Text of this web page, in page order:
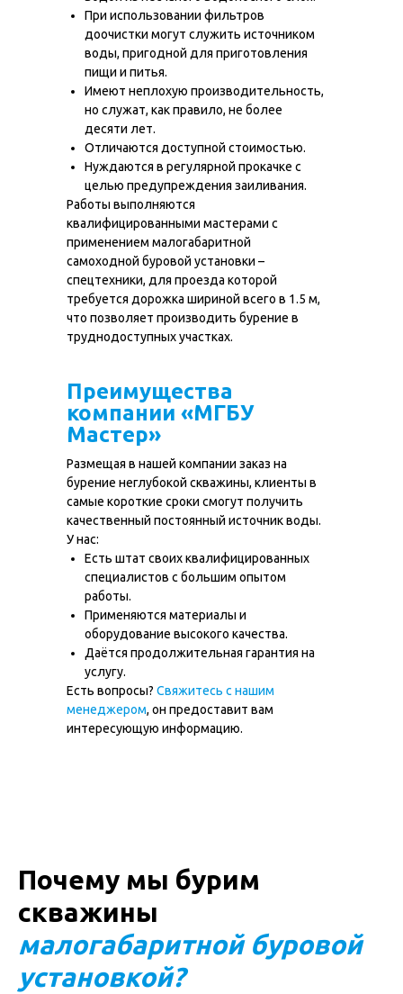
При использовании фильтров
доочистки могут служить источником
воды, пригодной для приготовления
пищи и питья.
Имеют неплохую производительность,
но служат, как правило, не более
десяти лет.
Отличаются доступной стоимостью.
Нуждаются в регулярной прокачке с
целью предупреждения заиливания.
Работы выполняются
квалифицированными мастерами с
применением малогабаритной
самоходной буровой установки –
спецтехники, для проезда которой
требуется дорожка шириной всего в 1.5 м,
что позволяет производить бурение в
труднодоступных участках.
Преимущества
компании «МГБУ
Мастер»
Размещая в нашей компании заказ на
бурение неглубокой скважины, клиенты в
самые короткие сроки смогут получить
качественный постоянный источник воды.
У нас:
Есть штат своих квалифицированных
специалистов с большим опытом
работы.
Применяются материалы и
оборудование высокого качества.
Даётся продолжительная гарантия на
услугу.
Есть вопросы? Свяжитесь с нашим
менеджером, он предоставит вам
интересующую информацию.
Почему мы бурим
скважины
малогабаритной буровой
установкой?
в Московской
области
ИП Середа Илья Сергеевич
ИНН 504910686985
Все права защищены. Копирование и использование
информации с сайта без согласия владельца запрещены
© 2012-2025 МГБУ Мастер
О нас
Контакты Карта глубин
МГБУ техника
Наши работы
Цены Вопрос-ответ
Услуги
Политика в отношении обработки cookie-
файлов
Согласие на обработку персональных данных
Политика конфиденциальности
+7 (499) 348-84-34